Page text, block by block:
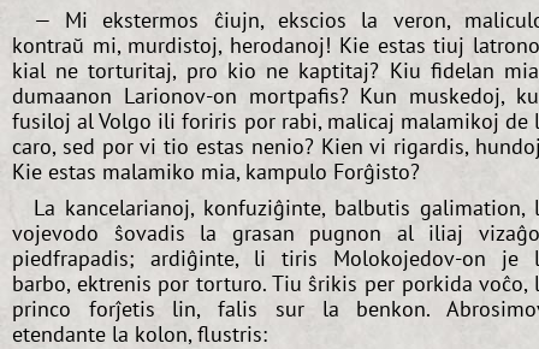
— Mi ekstermos ĉiujn, ekscios la veron,
kontraŭ mi, murdistoj, herodanoj! Kie estas tiuj
kial ne torturitaj, pro kio ne kaptitaj? Kiu fidelan
dumaanon Larionov-on mortpafis? Kun muskedoj,
fusiloj al Volgo ili foriris por rabi, malicaj malamikoj de
caro, sed por vi tio estas nenio? Kien vi rigardis,
Kie estas malamiko mia, kampulo Forĝisto?
La kancelarianoj, konfuziĝinte, balbutis galimation,
vojevodo ŝovadis la grasan pugnon al iliaj
piedfrapadis; ardiĝinte, li tiris Molokojedov-on je
barbo, ektrenis por torturo. Tiu ŝrikis per porkida voĉo,
princo forĵetis lin, falis sur la benkon.
etendante la kolon, flustris: